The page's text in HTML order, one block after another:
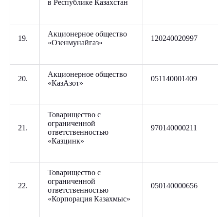
в Республике Казахстан
19.
Акционерное общество
«Озенмунайгаз»
120240020997
20.
Акционерное общество
«КазАзот»
051140001409
21.
Товарищество с
ограниченной
ответственностью
«Казцинк»
970140000211
22.
Товарищество с
ограниченной
ответственностью
«Корпорация Казахмыс»
050140000656